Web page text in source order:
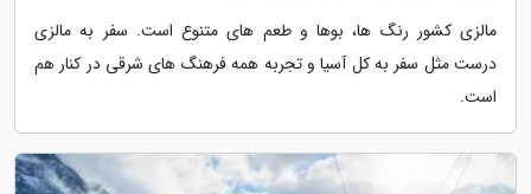
مالزی کشور رنگ ها، بوها و طعم های متنوع است. سفر به مالزی
درست مثل سفر به کل آسیا و تجربه همه فرهنگ های شرقی در کنار هم
است.